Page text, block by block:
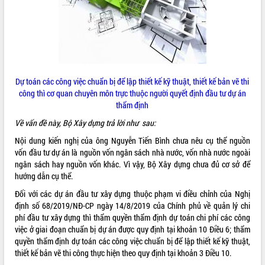
Dự toán các công việc chuẩn bị để lập thiết kế kỹ thuật, thiết kế bản vẽ thi
công thì cơ quan chuyên môn trực thuộc người quyết định đầu tư dự án
thẩm định
Về vấn đề này, Bộ Xây dựng trả lời như sau:
Nội dung kiến nghị của ông Nguyễn Tiến Bình chưa nêu cụ thể nguồn
vốn đầu tư dự án là nguồn vốn ngân sách nhà nước, vốn nhà nước ngoài
ngân sách hay nguồn vốn khác. Vì vậy, Bộ Xây dựng chưa đủ cơ sở để
hướng dẫn cụ thể.
Đối với các dự án đầu tư xây dựng thuộc phạm vi điều chỉnh của Nghị
định số 68/2019/NĐ-CP ngày 14/8/2019 của Chính phủ về quản lý chi
phí đầu tư xây dựng thì thẩm quyền thẩm định dự toán chi phí các công
việc ở giai đoạn chuẩn bị dự án được quy định tại khoản 10 Điều 6; thẩm
quyền thẩm định dự toán các công việc chuẩn bị để lập thiết kế kỹ thuật,
thiết kế bản vẽ thi công thực hiện theo quy định tại khoản 3 Điều 10.